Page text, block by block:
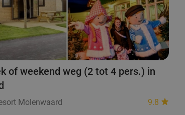
of weekend weg (2 tot 4 pers.) in
Molenwaard
9.8